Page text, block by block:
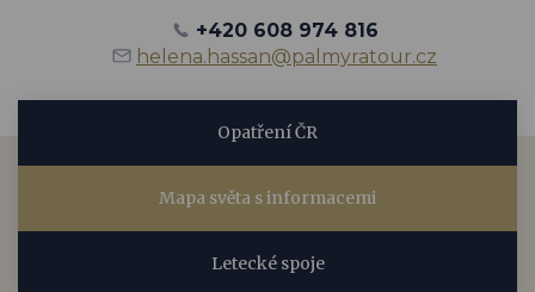
+420 608 974 816
helena.hassan@palmyratour.cz
Opatření ČR
Mapa světa s informacemi
Letecké spoje